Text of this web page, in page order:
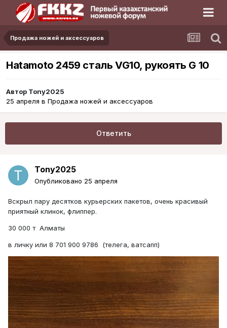
Продажа ножей и аксессуаров
Hatamoto 2459 сталь VG10, рукоять G 10
Автор Tony2025
25 апреля в Продажа ножей и аксессуаров
Ответить
Tony2025
Опубликовано 25 апреля
Вскрыл пару десятков курьерских пакетов, очень красивый
приятный клинок, флиппер.
30 000 т Алматы
в личку или 8 701 900 9786 (телега, ватсапп)